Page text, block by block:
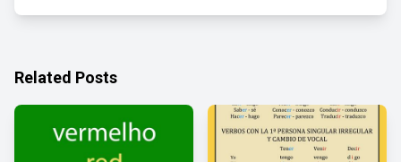
Related Posts